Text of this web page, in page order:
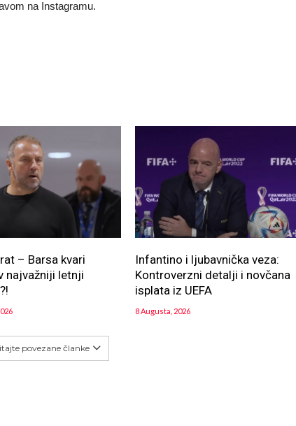
na Instagramu.
– Barsa kvari
najvažniji letnji
Infantino i ljubavnička veza:
Kontroverzni detalji i novčana
isplata iz UEFA
8 Augusta, 2026
povezane članke